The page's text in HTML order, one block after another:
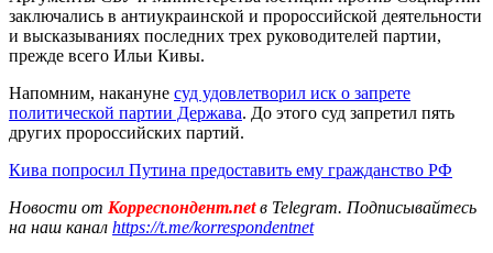
заключались в антиукраинской и пророссийской деятельности
и высказываниях последних трех руководителей партии,
прежде всего Ильи Кивы.
Напомним, накануне суд удовлетворил иск о запрете
политической партии Держава. До этого суд запретил пять
других пророссийских партий.
Кива попросил Путина предоставить ему гражданство РФ
Новости от Корреспондент.netв Telegram. Подписывайтесь
на наш канал https://t.me/korrespondentnet